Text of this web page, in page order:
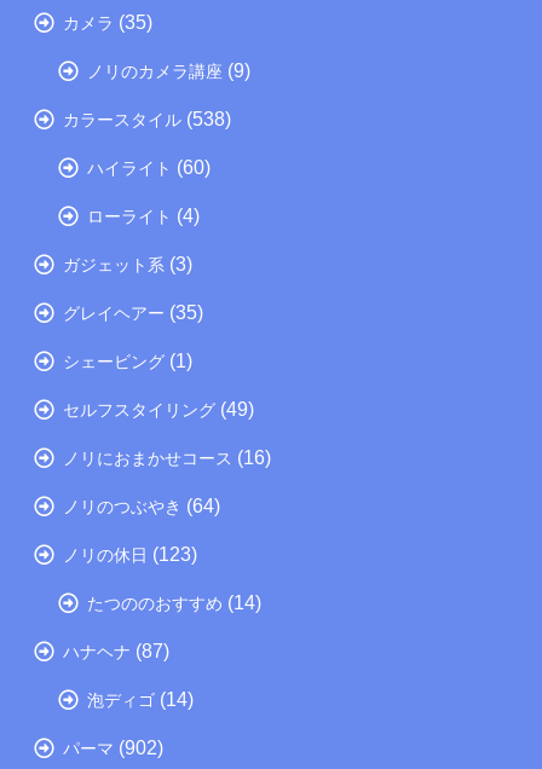
カメラ (35)
ノリのカメラ講座 (9)
カラースタイル (538)
ハイライト (60)
ローライト (4)
ガジェット系 (3)
グレイヘアー (35)
シェービング (1)
セルフスタイリング (49)
ノリにおまかせコース (16)
ノリのつぶやき (64)
ノリの休日 (123)
たつののおすすめ (14)
ハナヘナ (87)
泡ディゴ (14)
パーマ (902)